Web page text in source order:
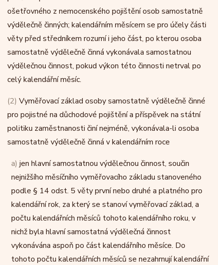
ošetřovného z nemocenského pojištění osob samostatně
výdělečně činných; kalendářním měsícem se pro účely části
věty před středníkem rozumí i jeho část, po kterou osoba
samostatně výdělečně činná vykonávala samostatnou
výdělečnou činnost, pokud výkon této činnosti netrval po
celý kalendářní měsíc.
(2) Vyměřovací základ osoby samostatně výdělečně činné
pro pojistné na důchodové pojištění a příspěvek na státní
politiku zaměstnanosti činí nejméně, vykonávala-li osoba
samostatně výdělečně činná v kalendářním roce
a) jen hlavní samostatnou výdělečnou činnost, součin
nejnižšího měsíčního vyměřovacího základu stanoveného
podle § 14 odst. 5 věty první nebo druhé a platného pro
kalendářní rok, za který se stanoví vyměřovací základ, a
počtu kalendářních měsíců tohoto kalendářního roku, v
nichž byla hlavní samostatná výdělečná činnost
vykonávána aspoň po část kalendářního měsíce. Do
tohoto počtu kalendářních měsíců se nezahrnují kalendářní